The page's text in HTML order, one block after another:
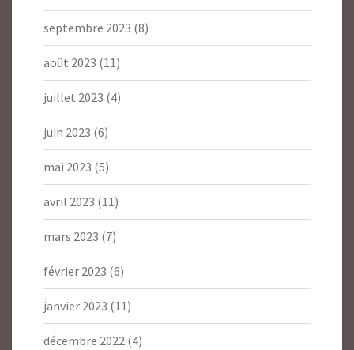
septembre 2023 (8)
août 2023 (11)
juillet 2023 (4)
juin 2023 (6)
mai 2023 (5)
avril 2023 (11)
mars 2023 (7)
février 2023 (6)
janvier 2023 (11)
décembre 2022 (4)